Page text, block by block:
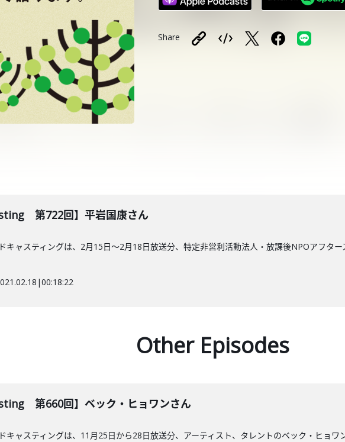
Share
第722回】平岩国康さん
キャスティングは、2月15日〜2月18日放送分、特定非営利活動法人・放課後NPOアフタ
|00:18:22
Other Episodes
第660回】ベック・ヒョワンさん
キャスティングは、11月25日から28日放送分、アーティスト、タレントのベック・ヒョワ